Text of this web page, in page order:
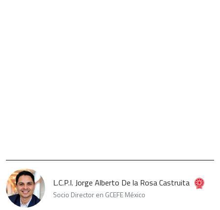
L.C.P.I. Jorge Alberto De la Rosa Castruita
Socio Director en GCEFE México